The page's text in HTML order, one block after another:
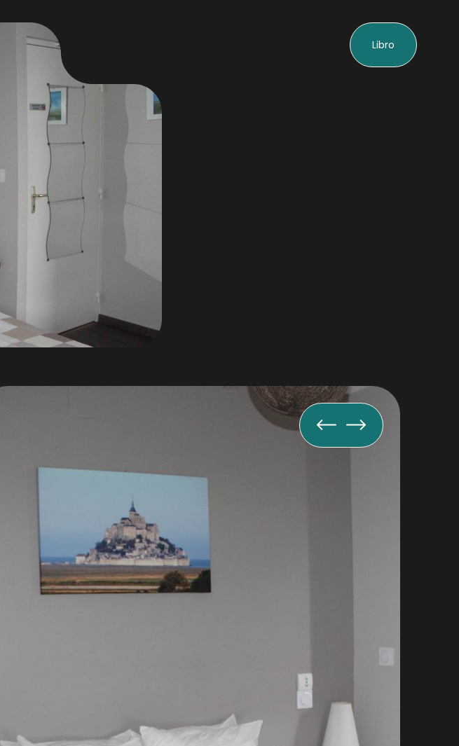
Libro